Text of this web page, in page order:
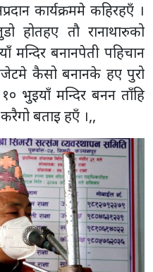
कार्यक्रममे कहिरहएँ ।
होतहए तौ रानाथारुको
मन्दिर बनानपेती पहिचान
कैसो बनानके हए पुरो
भुइयाँ मन्दिर बनन ताँहि
बताइ हएँ ।,,